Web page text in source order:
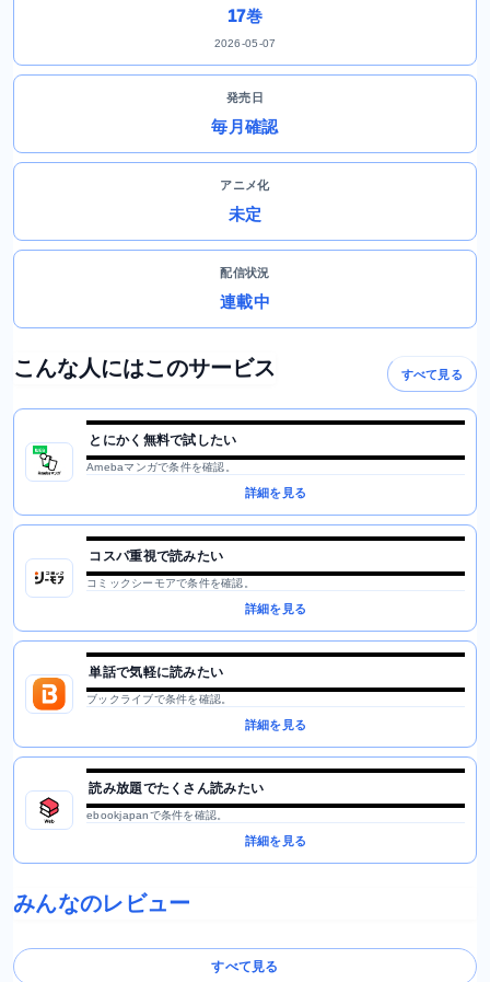
17巻
2026-05-07
発売日
毎月確認
アニメ化
未定
配信状況
連載中
こんな人にはこのサービス すべて見る
とにかく無料で試したい
Amebaマンガで条件を確認。
詳細を見る
コスパ重視で読みたい
コミックシーモアで条件を確認。
詳細を見る
単話で気軽に読みたい
ブックライブで条件を確認。
詳細を見る
読み放題でたくさん読みたい
ebookjapanで条件を確認。
詳細を見る
みんなのレビュー
すべて見る